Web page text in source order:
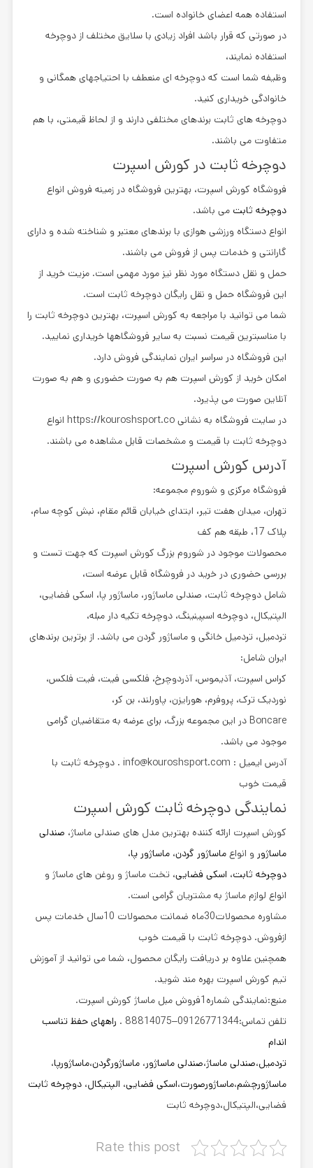
استفاده همه اعضای خانواده است.
در صورتی که قرار باشد افراد زیادی با سلایق مختلف از دوچرخه
استفاده نمایند،
وظیفه شما است که دوچرخه ای منعطف با احتیاجهای همگانی و
خانوادگی خریداری کنید.
دوچرخه های ثابت برندهای مختلفی دارند و از لحاظ قیمتی، با هم
متفاوت می باشند.
دوچرخه ثابت در کورش اسپرت
فروشگاه کورش اسپرت، بهترین فروشگاه در زمینه فروش انواع
دوچرخه ثابت می باشد.
انواع دستگاه ورزشی هوازی با برندهای معتبر و شناخته شده و دارای
گارانتی و خدمات پس از فروش می باشند.
حمل و نقل دستگاه مورد نظر نیز مورد مهمی است. مزیت خرید از
این فروشگاه حمل و نقل رایگان دوچرخه ثابت است.
شما می توانید با مراجعه به کورش اسپرت، بهترین دوچرخه ثابت را
با مناسبترین قیمت نسبت به سایر فروشگاهها خریداری نمایید.
این فروشگاه در سراسر ایران نمایندگی فروش دارد.
امکان خرید از کورش اسپرت هم به صورت حضوری و هم به صورت
آنلاین صورت می پذیرد.
در سایت فروشگاه به نشانی https://kouroshsport.co انواع
دوچرخه ثابت با قیمت و مشخصات قابل مشاهده می باشند.
آدرس کورش اسپرت
فروشگاه مرکزی و شوروم مجموعه:
تهران، میدان هفت تیر، ابتدای خیابان قائم مقام، نبش کوچه سام،
پلاک 17، طبقه هم کف
محصولات موجود در شوروم بزرگ کورش اسپرت که جهت تست و
بررسی حضوری در خرید در فروشگاه قابل عرضه است،
شامل دوچرخه ثابت، صندلی ماساژور، ماساژور پا، اسکی فضایی،
الپتیکال، دوچرخه اسپینینگ، دوچرخه تکیه دار مبله،
تردمیل، تردمیل خانگی و ماساژور گردن می باشد. از برترین برندهای
ایران شامل:
کراس اسپرت، آذیموس، آذردوچرخ، فلکسی فیت، فیت فلکس،
نوردیک ترک، پروفرم، هورایزن، پاورلند، بن کر،
Boncare در این مجموعه بزرگ، برای عرضه به متقاضیان گرامی
موجود می باشد.
آدرس ایمیل : info@kouroshsport.com . دوچرخه ثابت با
قیمت خوب
نمایندگی دوچرخه ثابت کورش اسپرت
کورش اسپرت ارائه کننده بهترین مدل های صندلی ماساژ، صندلی
ماساژور و انواع ماساژور گردن، ماساژور پا،
دوچرخه ثابت، اسکی فضایی، تخت ماساژ و روغن های ماساژ و
انواع لوازم ماساژ به مشتریان گرامی است.
مشاوره محصولات30ماه
ضمانت
محصولات 10سال خدمات پس
ازفروش. دوچرخه ثابت با قیمت خوب
همچنین علاوه بر دریافت رایگان محصول، شما می توانید از آموزش
تیم کورش اسپرت بهره مند شوید.
منبع:نمایندگی شماره1فروش مبل ماساژ کورش اسپرت.
تلفن تماس:09126771344–88814075 .
راههای حفظ تناسب
اندام
تردمیل،صندلی ماساژ،صندلی ماساژور، ماساژورگردن،ماساژورپا،
ماساژورچشم،ماساژورصورت،اسکی فضایی، الپتیکال، دوچرخه ثابت
فضایی،الپتیکال،دوچرخه ثابت
Rate this post